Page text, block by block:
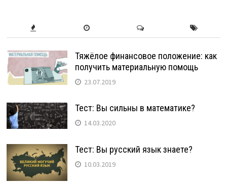
Тяжёлое финансовое положение: как
получить материальную помощь
23.07.2019
Тест: Вы сильны в математике?
14.03.2020
Тест: Вы русский язык знаете?
10.03.2019